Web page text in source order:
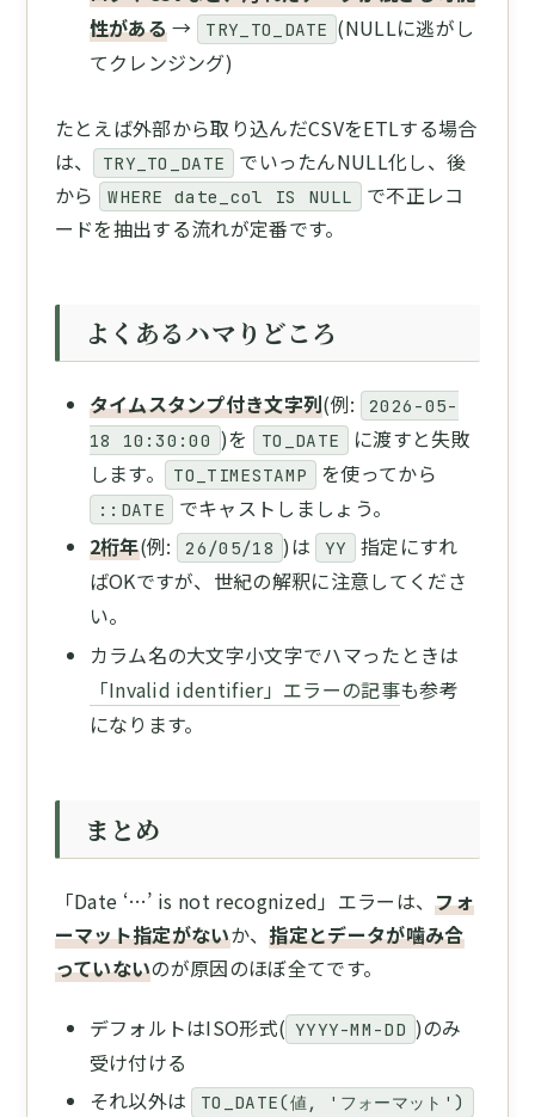
性がある→ TRY_TO_DATE (NULLに逃がし
てクレンジング)
たとえば外部から取り込んだCSVをETLする場合
は、
TRY_TO_DATE
でいったんNULL化し、後
から
WHERE date_col IS NULL
で不正レコ
ードを抽出する流れが定番です。
よくあるハマりどころ
タイムスタンプ付き文字列(例:
2026-05-
18 10:30:00 )を TO_DATE
に渡すと失敗
します。
TO_TIMESTAMP を使ってから
::DATE
でキャストしましょう。
2桁年(例: 26/05/18 )は YY
指定にすれ
ばOKですが、世紀の解釈に注意してくださ
い。
カラム名の大文字小文字でハマったときは
「Invalid identifier」エラーの記事も参考
になります。
まとめ
「Date ‘…’ is not recognized」エラーは、フォ
ーマット指定がないか、指定とデータが噛み合
っていないのが原因のほぼ全てです。
デフォルトはISO形式( YYYY-MM-DD )のみ
受け付ける
それ以外は
TO_DATE(値, 'フォーマット')